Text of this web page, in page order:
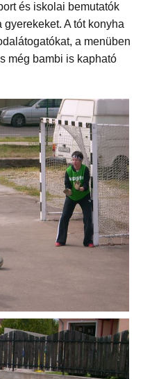
és iskolai bemutatók
A tót konyha
a menüben
még bambi is kapható